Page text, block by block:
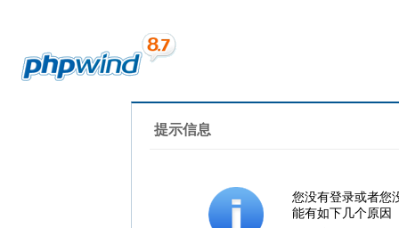
提示信息
您没有登录或者您
能有如下几个原因